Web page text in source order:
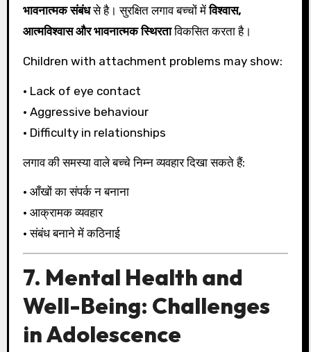
भावनात्मक संबंधसे है। सुरक्षित लगाव बच्चों मेंविश्वास,
आत्मविश्वास और भावनात्मक स्थिरताविकसित करता है।
Children with attachment problems may show:
• Lack of eye contact
• Aggressive behaviour
• Difficulty in relationships
लगाव की समस्या वाले बच्चे निम्न व्यवहार दिखा सकते हैं:
• आँखों का संपर्क न बनाना
• आक्रामक व्यवहार
• संबंध बनाने में कठिनाई
7. Mental Health and
Well-Being: Challenges
in Adolescence